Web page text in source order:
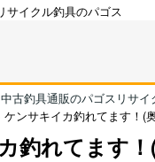
サイクル釣具のパゴス
古釣具通販のパゴスリサイ
ケンサキイカ釣れてます！(
釣れてます